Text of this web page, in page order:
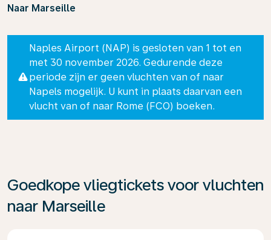
Naar Marseille
Naples Airport (NAP) is gesloten van 1 tot en
met 30 november 2026. Gedurende deze
periode zijn er geen vluchten van of naar
Napels mogelijk. U kunt in plaats daarvan een
vlucht van of naar Rome (FCO) boeken.
Goedkope vliegtickets voor vluchten
naar Marseille